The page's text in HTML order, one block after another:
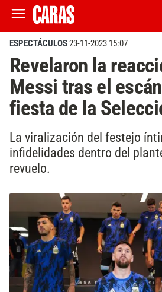
ESPECTÁCULOS23-11-2023 15:07
Revelaron la
Messi tras el
fiesta de la
La viralización del festejo
infidelidades dentro del
revuelo.